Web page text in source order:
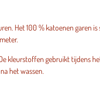
Het 100 % katoenen garen
kleurstoffen gebruikt tijdens
het wassen.